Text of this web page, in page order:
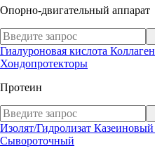
Опорно-двигательный аппарат
Гиалуроновая кислота Коллаген
Хондопротекторы
Протеин
Изолят/Гидролизат Казеиновый
Сывороточный